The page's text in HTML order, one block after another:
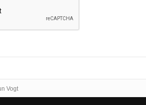
Vogt